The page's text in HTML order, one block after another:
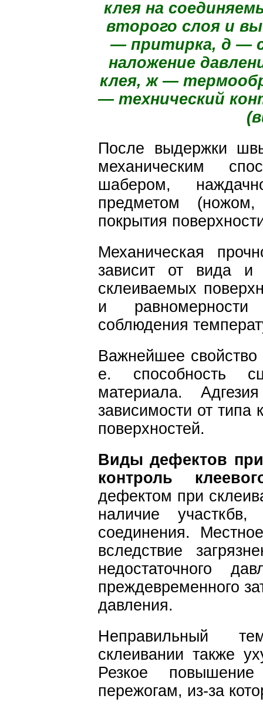
клея на
второго слоя и
— притирка, д —
наложение
клея, ж —
— технический
После выдержки
механическим
шабером,
предметом
покрытия
Механическая
зависит от вида и
склеиваемых
и
соблюдения
Важнейшее свойство
е. способность
материала.
зависимости от типа
поверхностей.
Виды дефектов
контроль
дефектом при
наличие
соединения.
вследствие
недостаточного
преждевременного
давления.
Неправильный
склеивании также
Резкое
пережогам, из-за